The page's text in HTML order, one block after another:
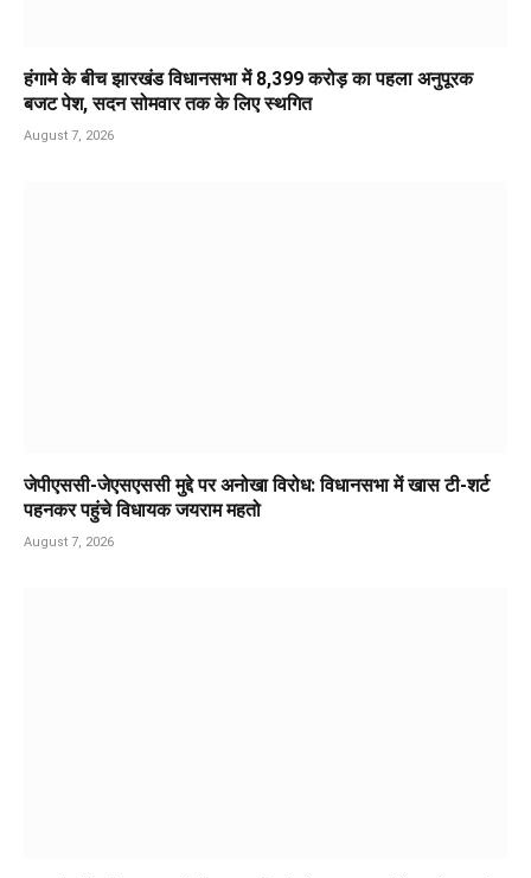
हंगामे के बीच झारखंड विधानसभा में 8,399 करोड़ का पहला अनुपूरक
बजट पेश, सदन सोमवार तक के लिए स्थगित
August 7, 2026
जेपीएससी-जेएसएससी मुद्दे पर अनोखा विरोध: विधानसभा में खास टी-शर्ट
पहनकर पहुंचे विधायक जयराम महतो
August 7, 2026